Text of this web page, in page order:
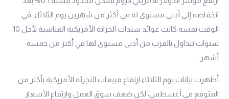
انخفاضه إلى أدنى مستوى له في أكثر من شهرين يوم الثلاثاء. في
الوقت نفسه كانت عوائد سندات الخزانة الأمريكية القياسية لأجل 10
سنوات تتداول بالقرب من أدنى مستوى لها في أكثر من خمسة
أشهر.
أظهرت بيانات يوم الثلاثاء ارتفاع مبيعات التجزئة الأمريكية بأكثر من
المتوقع في أغسطس، لكن ضعف سوق العمل وارتفاع الأسعار